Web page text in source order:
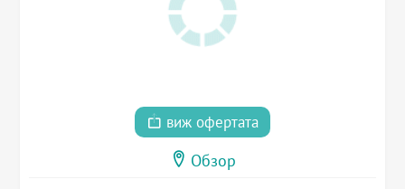
виж офертата
Обзор